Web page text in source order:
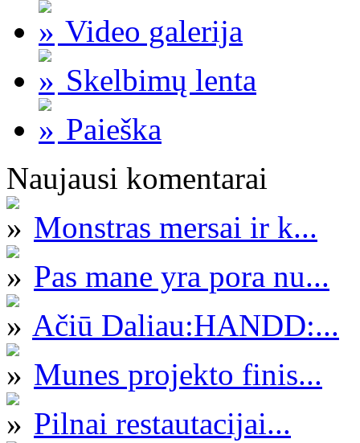
Video galerija
Skelbimų lenta
Paieška
Naujausi komentarai
Monstras mersai ir k...
Pas mane yra pora nu...
Ačiū Daliau:HANDD:...
Munes projekto finis...
Pilnai restautacijai...